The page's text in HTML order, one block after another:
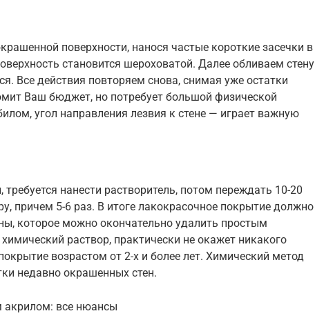
поверхности, нанося частые короткие засечки в
становится шероховатой. Далее обливаем стену
Все действия повторяем снова, снимая уже остатки
Ваш бюджет, но потребует большой физической
угол направления лезвия к стене — играет важную
требуется нанести растворитель, потом переждать 10-20
причем 5-6 раз. В итоге лакокрасочное покрытие должно
которое можно окончательно удалить простым
раствор, практически не окажет никакого
возрастом от 2-х и более лет. Химический метод
недавно окрашенных стен.
акрилом: все нюансы